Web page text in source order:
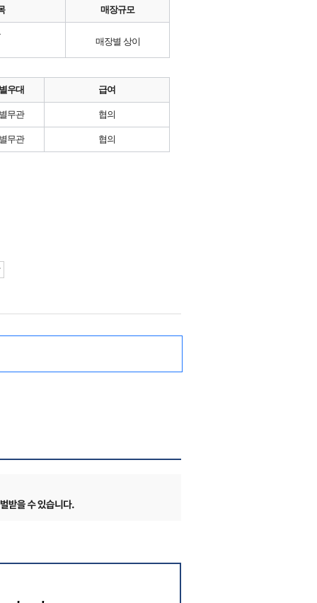
매장규모
매장별 상이
우대 급여
무관 협의
무관 협의